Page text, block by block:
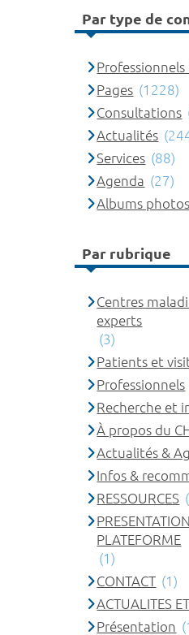
Par type de
Pages (1228)
Consultations
Actualités
Services (88)
Agenda (27)
Albums
Par rubrique
Centres
experts
(3)
Patients et
Professionnels
Recherche et
À propos du
Actualités &
Infos &
RESSOURCES
PLATEFORME
(1)
CONTACT (1)
ACTUALITES
Présentation